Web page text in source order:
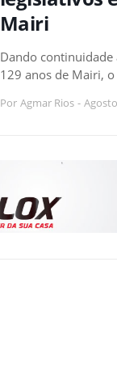
Mairi
Dando
129 anos de Mairi,
Por Agmar Rios -